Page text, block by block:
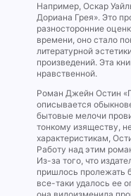
Например, Оскар
Дориана Грея». Это
разносторонние
времени, оно стало
литературной
произведений. Эта
нравственной.
Роман Джейн Остин
описывается
бытовые мелочи
тонкому изяществу,
характеристикам,
Работу над этим
Из-за того, что
пришлось пролежать
все-таки удалось ее